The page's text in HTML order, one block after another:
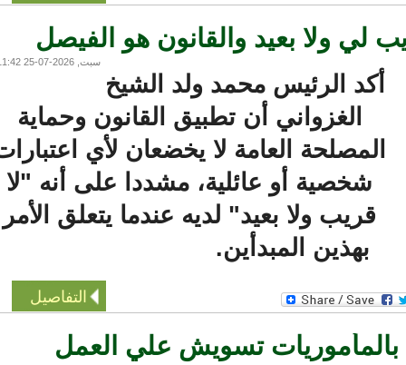
ولا بعيد والقانون هو الفيصل
سبت, 2026-07-25 11:42
أكد الرئيس محمد ولد الشيخ
الغزواني أن تطبيق القانون وحماية
المصلحة العامة لا يخضعان لأي اعتبارات
شخصية أو عائلية، مشددا على أنه "لا
قريب ولا بعيد" لديه عندما يتعلق الأمر
بهذين المبدأين.
التفاصيل
تسويش علي العمل